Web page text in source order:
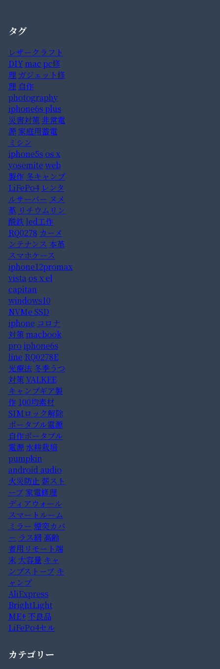
タグ
レザークラフト
DIYmac pc修
理 ガジェット修
理 自作
photography
iphone6s plus
災害対策非常電
源家庭用蓄電
ミシン
iphone5s os x
yosemite web
製作 冬キャンプ
LiFePo4 レンタ
ルサーバー ヌメ
革 リチウムリン
酸鉄 led工作
RQ0278 カーメ
ンテナンス 本革
スマホケース
iphone12promax
vistaos x el
capitan
windows10
NVMe SSD
iphone コロナ
対策macbook
pro iphone6s
line RQ0278E
光療法 冬季うつ
対策VALKEE
キャンプギア製
作 100均素材
SIMロック解除
ポータブル電源
自作ポータブル
電源水耕栽培
pumpkin
android audio
火災防止 薪スト
ーブ家電修理
ディアウォール
スマートルーム
ミラー 煙突カバ
ー ラス網 高齢
者用リモート端
末大容量 キャ
ンプストーブ キ
ャンプ
AliExpress
BrightLight
ME+不良品
LiFePo4セル
カテゴリー